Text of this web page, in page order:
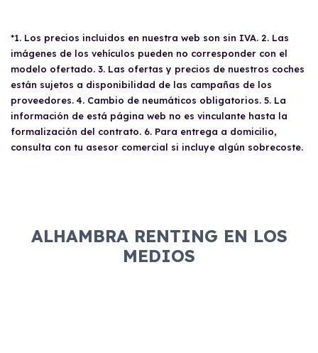
*1. Los precios incluidos en nuestra web son sin IVA. 2. Las
imágenes de los vehículos pueden no corresponder con el
modelo ofertado. 3. Las ofertas y precios de nuestros coches
están sujetos a disponibilidad de las campañas de los
proveedores. 4. Cambio de neumáticos obligatorios. 5. La
información de está página web no es vinculante hasta la
formalización del contrato. 6. Para entrega a domicilio,
consulta con tu asesor comercial si incluye algún sobrecoste.
ALHAMBRA RENTING EN LOS
MEDIOS